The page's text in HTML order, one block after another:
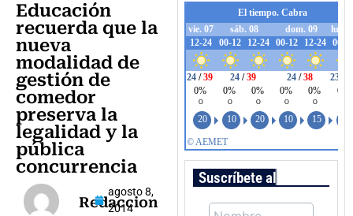
Educación
recuerda que la
nueva
modalidad de
gestión de
comedor
preserva la
legalidad y la
pública
concurrencia
Redaccion
agosto 8,
2014
Suscríbete al boletín